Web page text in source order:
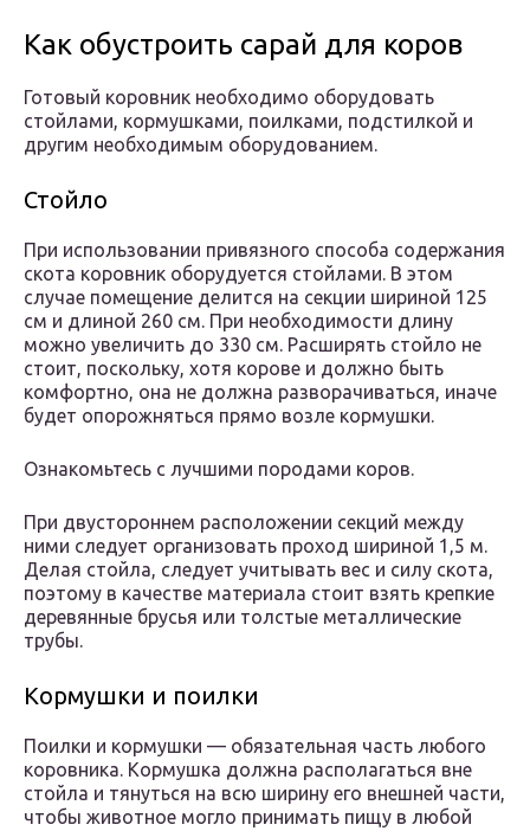
Как обустроить сарай для коров
Готовый коровник необходимо оборудовать
стойлами, кормушками, поилками, подстилкой и
другим необходимым оборудованием.
Стойло
При использовании привязного способа содержания
скота коровник оборудуется стойлами. В этом
случае помещение делится на секции шириной 125
см и длиной 260 см. При необходимости длину
можно увеличить до 330 см. Расширять стойло не
стоит, поскольку, хотя корове и должно быть
комфортно, она не должна разворачиваться, иначе
будет опорожняться прямо возле кормушки.
Ознакомьтесь с лучшими породами коров.
При двустороннем расположении секций между
ними следует организовать проход шириной 1,5 м.
Делая стойла, следует учитывать вес и силу скота,
поэтому в качестве материала стоит взять крепкие
деревянные брусья или толстые металлические
трубы.
Кормушки и поилки
Поилки и кормушки — обязательная часть любого
коровника. Кормушка должна располагаться вне
стойла и тянуться на всю ширину его внешней части,
чтобы животное могло принимать пищу в любой